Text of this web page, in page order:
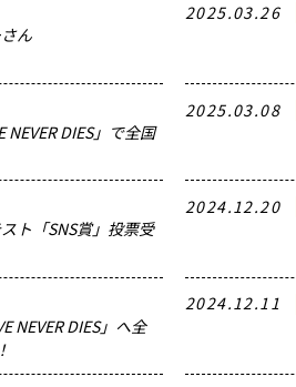
ん
2025.03.26
NEVER DIES」で全国
2025.03.08
ト「SNS賞」投票受
2024.12.20
NEVER DIES」へ全
2024.12.11